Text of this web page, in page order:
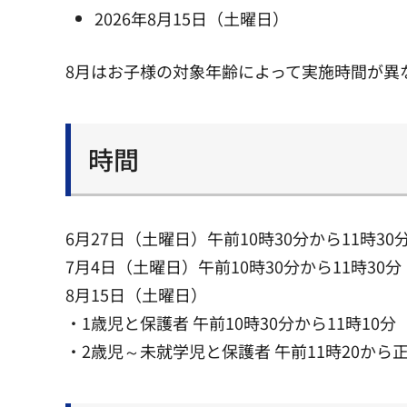
2026年8月15日（土曜日）
8月はお子様の対象年齢によって実施時間が異
時間
6月27日（土曜日）午前10時30分から11時30
7月4日（土曜日）午前10時30分から11時30分
8月15日（土曜日）
・1歳児と保護者 午前10時30分から11時10分
・2歳児～未就学児と保護者 午前11時20から